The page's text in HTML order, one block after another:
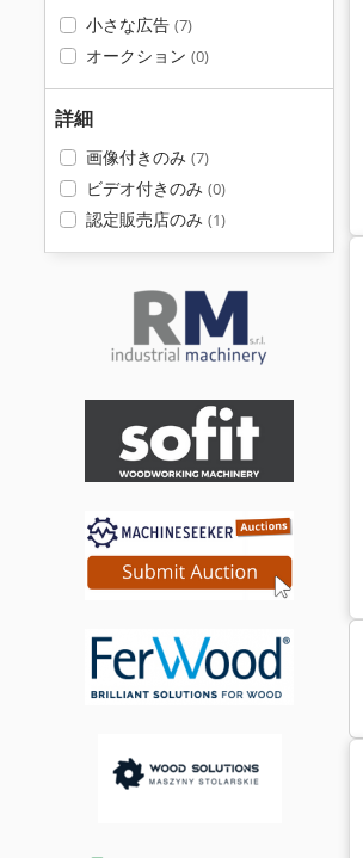
小さな広告 (7)
オークション (0)
詳細
画像付きのみ (7)
ビデオ付きのみ (0)
認定販売店のみ (1)
Votecs Htc Twister System